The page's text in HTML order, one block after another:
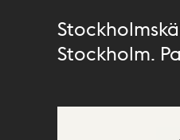
Stockholm.